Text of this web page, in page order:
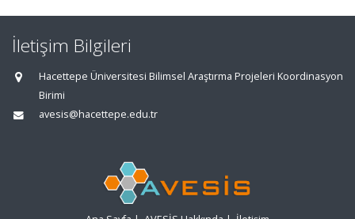
İletişim Bilgileri
Hacettepe Üniversitesi Bilimsel Araştırma Projeleri Koordinasyon
Birimi
avesis@hacettepe.edu.tr